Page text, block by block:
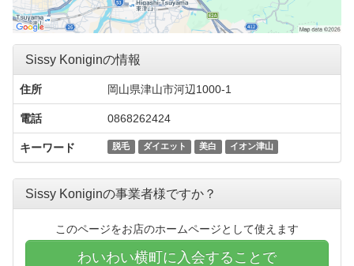
Sissy Koniginの情報
住所 岡山県津山市河辺1000-1
電話 0868262424
キーワード 脱毛 ダイエット 美白 イオン津山
Sissy Koniginの事業者様ですか？
このページをお店のホームページとして使えます
わいわい横町に入会することで